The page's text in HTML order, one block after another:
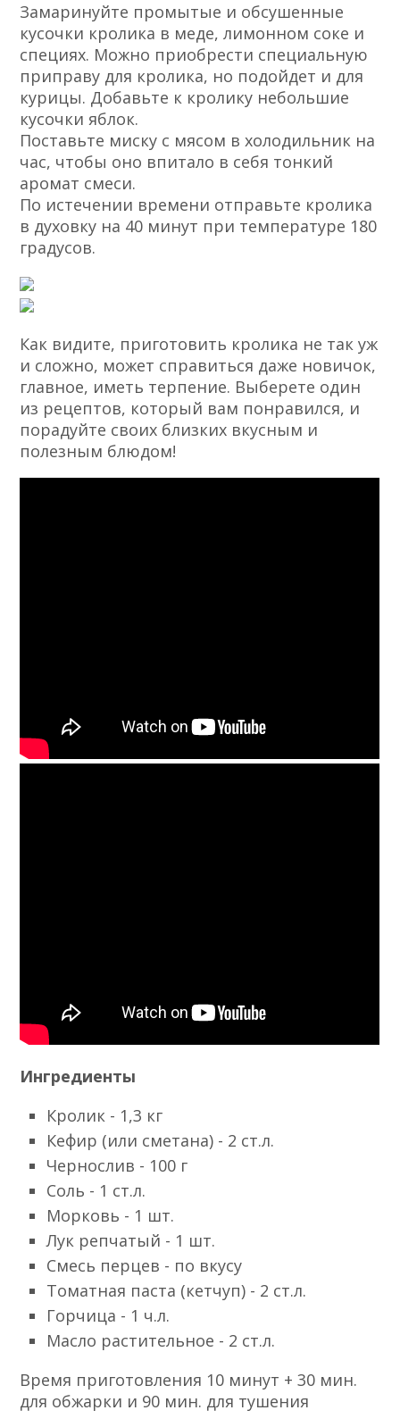
Замаринуйте промытые и обсушенные
кусочки кролика в меде, лимонном соке и
специях. Можно приобрести специальную
приправу для кролика, но подойдет и для
курицы. Добавьте к кролику небольшие
кусочки яблок.
Поставьте миску с мясом в холодильник на
час, чтобы оно впитало в себя тонкий
аромат смеси.
По истечении времени отправьте кролика
в духовку на 40 минут при температуре 180
градусов.
Как видите, приготовить кролика не так уж
и сложно, может справиться даже новичок,
главное, иметь терпение. Выберете один
из рецептов, который вам понравился, и
порадуйте своих близких вкусным и
полезным блюдом!
Ингредиенты
Кролик - 1,3 кг
Кефир (или сметана) - 2 ст.л.
Чернослив - 100 г
Соль - 1 ст.л.
Морковь - 1 шт.
Лук репчатый - 1 шт.
Смесь перцев - по вкусу
Томатная паста (кетчуп) - 2 ст.л.
Горчица - 1 ч.л.
Масло растительное - 2 ст.л.
Время приготовления 10 минут + 30 мин.
для обжарки и 90 мин. для тушения